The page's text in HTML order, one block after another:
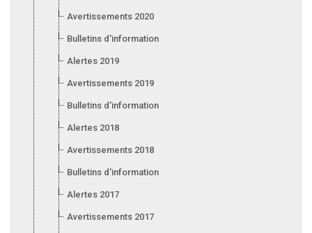
Avertissements 2020
Bulletins d'information 2020
Alertes 2019
Avertissements 2019
Bulletins d'information 2019
Alertes 2018
Avertissements 2018
Bulletins d'information 2018
Alertes 2017
Avertissements 2017